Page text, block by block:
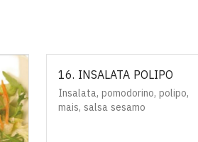
16. INSALATA POLIPO
Insalata, pomodorino, polipo,
mais, salsa sesamo